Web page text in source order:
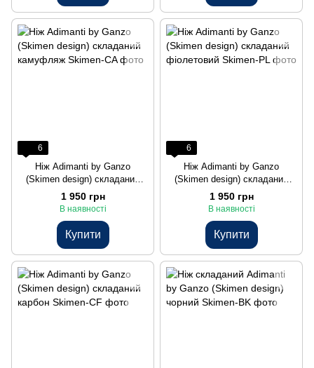
6
Нiж Adimanti by Ganzo
(Skimen design) складаний
камуфляж
1 950 грн
В наявності
Купити
6
Нiж Adimanti by Ganzo
(Skimen design) складаний
фiолетовий
1 950 грн
В наявності
Купити